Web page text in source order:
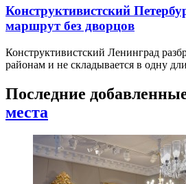
Конструктивистский
маршрут без дворцов
Конструктивистский Ленинград
районам и не складывается в одну
Последние
места